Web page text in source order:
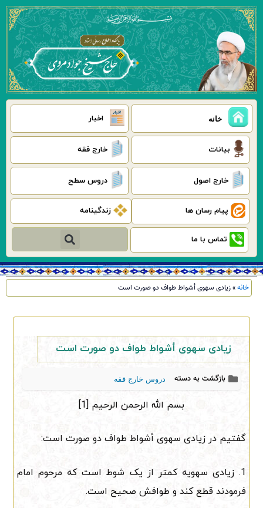
پرش
محتوا
خانه اخبار
بیانات خارج فقه
خارج اصول دروس سطح
پیام رسان ها زندگینامه
تماس با ما جستجو
خانه»زیادی سهوی أشواط طواف دو صورت است
زیادی سهوی أشواط طواف دو صورت است
بازگشت به دسته دروس خارج فقه
بسم الله الرحمن الرحیم [1]
گفتیم در زیادی سهوی أشواط طواف دو صورت است:
1. زیادی سهویه کمتر از یک شوط است که مرحوم امام
فرمودند قطع کند و طوافش صحیح است.